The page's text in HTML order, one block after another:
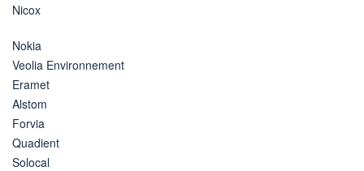
Nicox
Nokia
Veolia Environnement
Eramet
Alstom
Forvia
Quadient
Solocal